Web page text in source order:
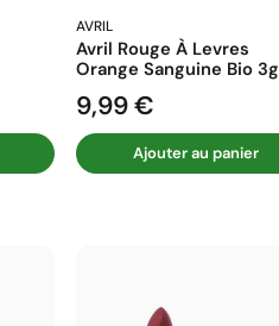
AVRIL
Avril Rouge À Levres
Orange Sanguine Bio 3g
Prix
9,99 €
Ajouter au panier